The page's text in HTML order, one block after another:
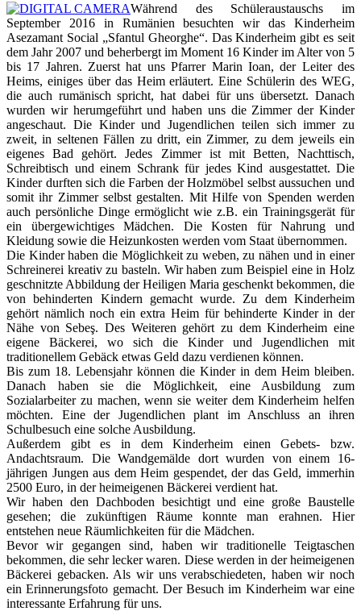
Während des Schüleraustauschs im
September 2016 in Rumänien besuchten wir das Kinderheim
Asezamant Social „Sfantul Gheorghe“. Das Kinderheim gibt es seit
dem Jahr 2007 und beherbergt im Moment 16 Kinder im Alter von 5
bis 17 Jahren. Zuerst hat uns Pfarrer Marin Ioan, der Leiter des
Heims, einiges über das Heim erläutert. Eine Schülerin des WEG,
die auch rumänisch spricht, hat dabei für uns übersetzt. Danach
wurden wir herumgeführt und haben uns die Zimmer der Kinder
angeschaut. Die Kinder und Jugendlichen teilen sich immer zu
zweit, in seltenen Fällen zu dritt, ein Zimmer, zu dem jeweils ein
eigenes Bad gehört. Jedes Zimmer ist mit Betten, Nachttisch,
Schreibtisch und einem Schrank für jedes Kind ausgestattet. Die
Kinder durften sich die Farben der Holzmöbel selbst aussuchen und
somit ihr Zimmer selbst gestalten. Mit Hilfe von Spenden werden
auch persönliche Dinge ermöglicht wie z.B. ein Trainingsgerät für
ein übergewichtiges Mädchen. Die Kosten für Nahrung und
Kleidung sowie die Heizunkosten werden vom Staat übernommen.
Die Kinder haben die Möglichkeit zu weben, zu nähen und in einer
Schreinerei kreativ zu basteln. Wir haben zum Beispiel eine in Holz
geschnitzte Abbildung der Heiligen Maria geschenkt bekommen, die
von behinderten Kindern gemacht wurde. Zu dem Kinderheim
gehört nämlich noch ein extra Heim für behinderte Kinder in der
Nähe von Sebeş. Des Weiteren gehört zu dem Kinderheim eine
eigene Bäckerei, wo sich die Kinder und Jugendlichen mit
traditionellem Gebäck etwas Geld dazu verdienen können.
Bis zum 18. Lebensjahr können die Kinder in dem Heim bleiben.
Danach haben sie die Möglichkeit, eine Ausbildung zum
Sozialarbeiter zu machen, wenn sie weiter dem Kinderheim helfen
möchten. Eine der Jugendlichen plant im Anschluss an ihren
Schulbesuch eine solche Ausbildung.
Außerdem gibt es in dem Kinderheim einen Gebets- bzw.
Andachtsraum. Die Wandgemälde dort wurden von einem 16-
jährigen Jungen aus dem Heim gespendet, der das Geld, immerhin
2500 Euro, in der heimeigenen Bäckerei verdient hat.
Wir haben den Dachboden besichtigt und eine große Baustelle
gesehen; die zukünftigen Räume konnte man erahnen. Hier
entstehen neue Räumlichkeiten für die Mädchen.
Bevor wir gegangen sind, haben wir traditionelle Teigtaschen
bekommen, die sehr lecker waren. Diese werden in der heimeigenen
Bäckerei gebacken. Als wir uns verabschiedeten, haben wir noch
ein Erinnerungsfoto gemacht. Der Besuch im Kinderheim war eine
interessante Erfahrung für uns.